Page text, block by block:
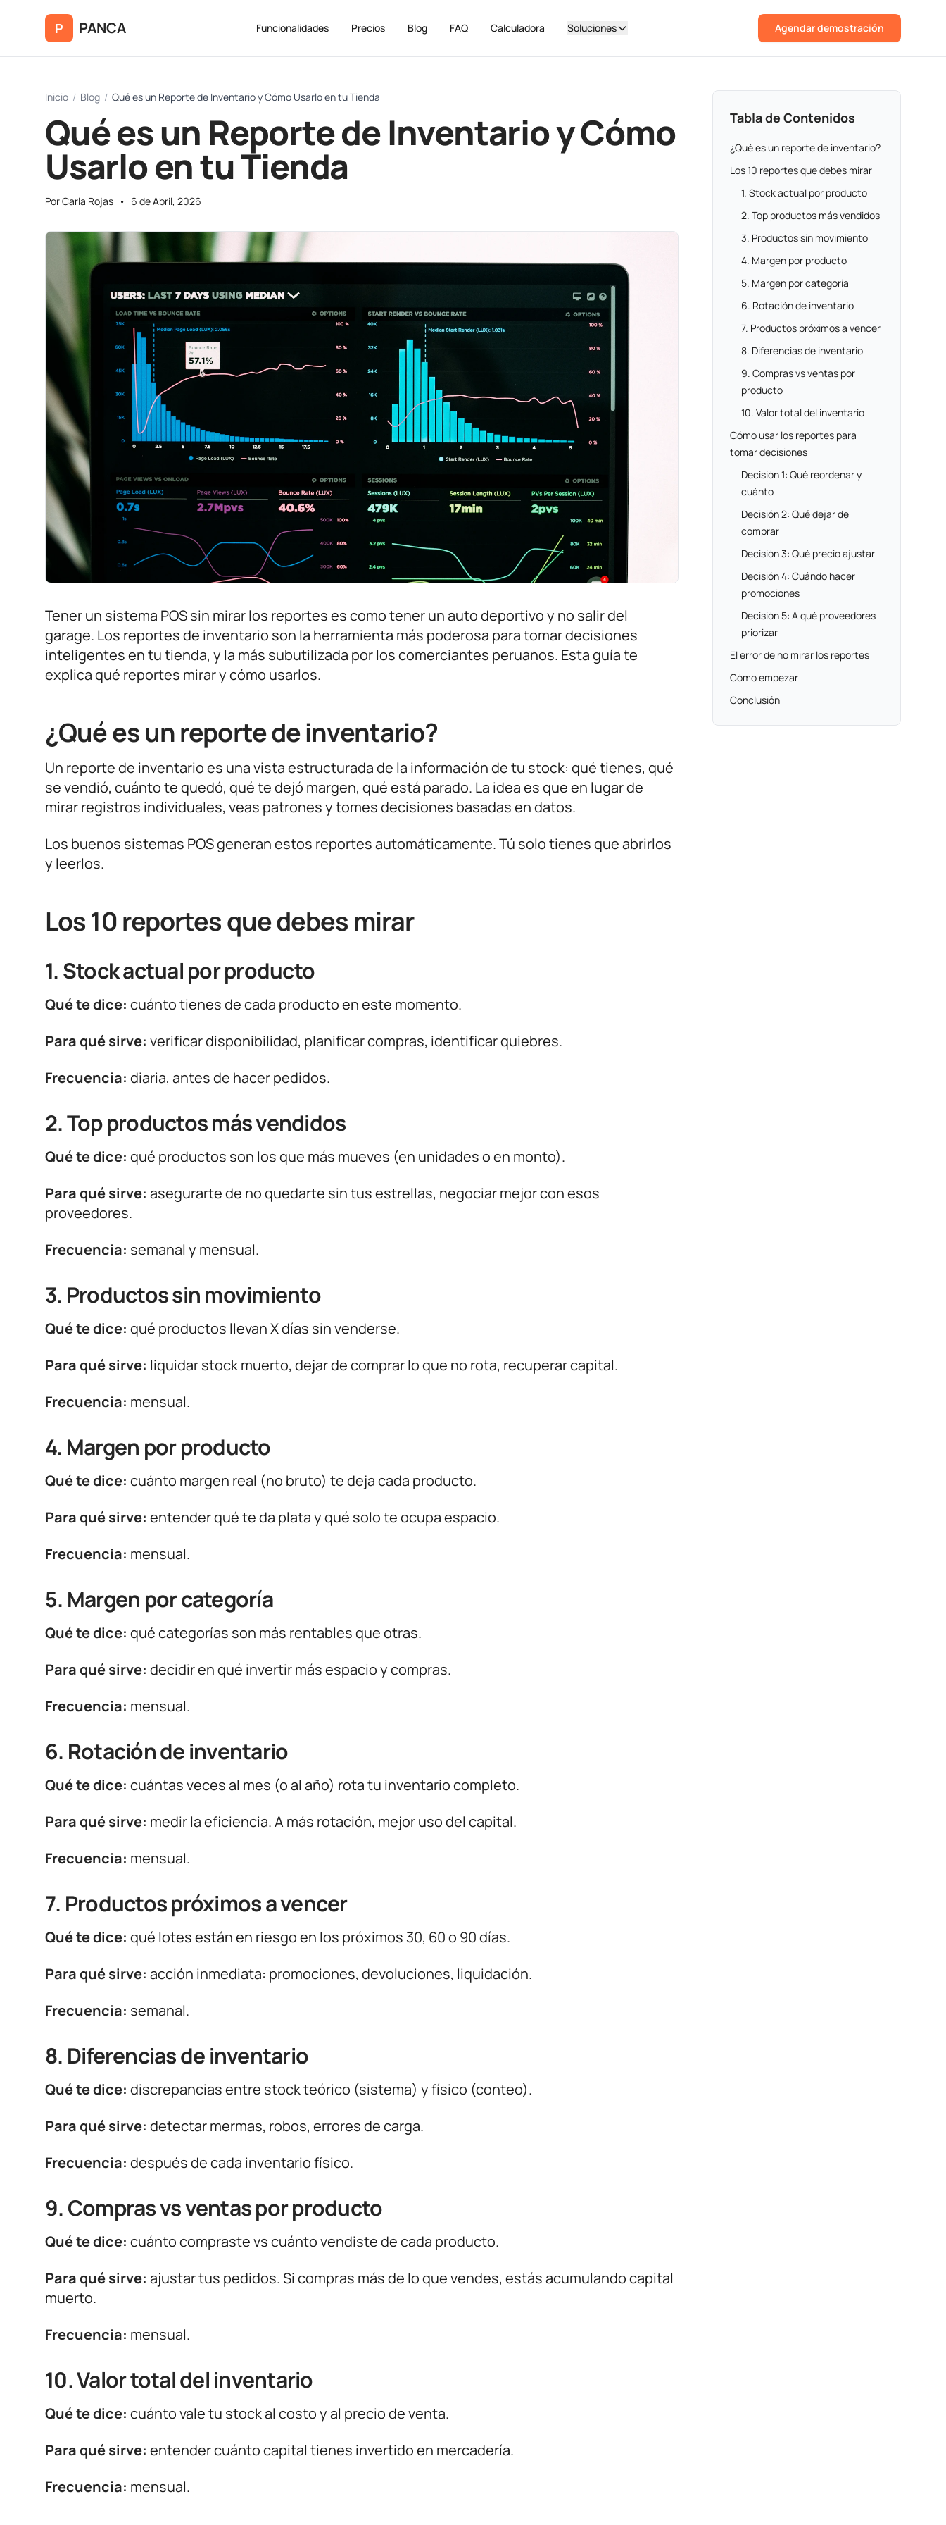
P PANCA Funcionalidades Precios Blog FAQ Calculadora Soluciones Agendar demostración
Inicio / Blog / Qué es un Reporte de Inventario y Cómo Usarlo en tu Tienda
Qué es un Reporte de Inventario y Cómo
Usarlo en tu Tienda
Por Carla Rojas • 6 de Abril, 2026
Tener un sistema POS sin mirar los reportes es como tener un auto deportivo y no salir del
garage. Los reportes de inventario son la herramienta más poderosa para tomar decisiones
inteligentes en tu tienda, y la más subutilizada por los comerciantes peruanos. Esta guía te
explica qué reportes mirar y cómo usarlos.
¿Qué es un reporte de inventario?
Un reporte de inventario es una vista estructurada de la información de tu stock: qué tienes, qué
se vendió, cuánto te quedó, qué te dejó margen, qué está parado. La idea es que en lugar de
mirar registros individuales, veas patrones y tomes decisiones basadas en datos.
Los buenos sistemas POS generan estos reportes automáticamente. Tú solo tienes que abrirlos
y leerlos.
Los 10 reportes que debes mirar
1. Stock actual por producto
Qué te dice: cuánto tienes de cada producto en este momento.
Para qué sirve: verificar disponibilidad, planificar compras, identificar quiebres.
Frecuencia: diaria, antes de hacer pedidos.
2. Top productos más vendidos
Qué te dice: qué productos son los que más mueves (en unidades o en monto).
Para qué sirve: asegurarte de no quedarte sin tus estrellas, negociar mejor con esos
proveedores.
Frecuencia: semanal y mensual.
3. Productos sin movimiento
Qué te dice: qué productos llevan X días sin venderse.
Para qué sirve: liquidar stock muerto, dejar de comprar lo que no rota, recuperar capital.
Frecuencia: mensual.
4. Margen por producto
Qué te dice: cuánto margen real (no bruto) te deja cada producto.
Para qué sirve: entender qué te da plata y qué solo te ocupa espacio.
Frecuencia: mensual.
5. Margen por categoría
Qué te dice: qué categorías son más rentables que otras.
Para qué sirve: decidir en qué invertir más espacio y compras.
Frecuencia: mensual.
6. Rotación de inventario
Qué te dice: cuántas veces al mes (o al año) rota tu inventario completo.
Para qué sirve: medir la eficiencia. A más rotación, mejor uso del capital.
Frecuencia: mensual.
7. Productos próximos a vencer
Qué te dice: qué lotes están en riesgo en los próximos 30, 60 o 90 días.
Para qué sirve: acción inmediata: promociones, devoluciones, liquidación.
Frecuencia: semanal.
8. Diferencias de inventario
Qué te dice: discrepancias entre stock teórico (sistema) y físico (conteo).
Para qué sirve: detectar mermas, robos, errores de carga.
Frecuencia: después de cada inventario físico.
9. Compras vs ventas por producto
Qué te dice: cuánto compraste vs cuánto vendiste de cada producto.
Para qué sirve: ajustar tus pedidos. Si compras más de lo que vendes, estás acumulando capital
muerto.
Frecuencia: mensual.
10. Valor total del inventario
Qué te dice: cuánto vale tu stock al costo y al precio de venta.
Para qué sirve: entender cuánto capital tienes invertido en mercadería.
Frecuencia: mensual.
Tabla de Contenidos
¿Qué es un reporte de inventario?
Los 10 reportes que debes mirar
1. Stock actual por producto
2. Top productos más vendidos
3. Productos sin movimiento
4. Margen por producto
5. Margen por categoría
6. Rotación de inventario
7. Productos próximos a vencer
8. Diferencias de inventario
9. Compras vs ventas por
producto
10. Valor total del inventario
Cómo usar los reportes para
tomar decisiones
Decisión 1: Qué reordenar y
cuánto
Decisión 2: Qué dejar de
comprar
Decisión 3: Qué precio ajustar
Decisión 4: Cuándo hacer
promociones
Decisión 5: A qué proveedores
priorizar
El error de no mirar los reportes
Cómo empezar
Conclusión